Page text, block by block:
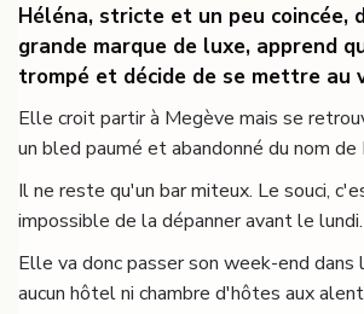
Héléna, stricte et un peu coincée,
grande marque de luxe, apprend
trompé et décide de se mettre au
Elle croit partir à Megève mais se
un bled paumé et abandonné du nom de
Il ne reste qu'un bar miteux. Le souci,
impossible de la dépanner avant le lundi.
Elle va donc passer son week-end dans
aucun hôtel ni chambre d'hôtes aux